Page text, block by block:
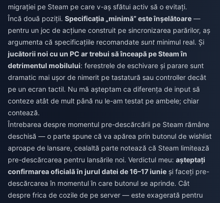
migrației pe Steam pe care v-aș sfătui activ să o evitați.
Încă două poziții. Specificația „minimă” este înșelătoare —
pentru un joc de acțiune construit pe sincronizarea parărilor, aș
argumenta că specificațiile recomandate sunt minimul real. Și
jucătorii noi cu un PC ar trebui să înceapă pe Steam în
detrimentul mobilului: ferestrele de eschivare și parare sunt
dramatic mai ușor de nimerit pe tastatură sau controller decât
pe un ecran tactil. Nu mă așteptam ca diferența de input să
conteze atât de mult până nu le-am testat pe ambele; chiar
contează.
Întrebarea despre momentul pre-descărcării pe Steam rămâne
deschisă — o parte spune că va apărea prin butonul de wishlist
aproape de lansare, cealaltă parte notează că Steam limitează
pre-descărcarea pentru lansările noi. Verdictul meu: așteptați
confirmarea oficială în jurul datei de 16–17 iunie și faceți pre-
descărcarea în momentul în care butonul se aprinde. Cât
despre frica de cozile de pe server — este exagerată pentru